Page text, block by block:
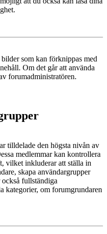
som kan förknippas med
Om det går att använda
forumadministratören.
tilldelade den högsta nivån av
medlemmar kan kontrollera
vilket inkluderar att ställa in
skapa användargrupper
fullständiga
kategorier, om forumgrundaren